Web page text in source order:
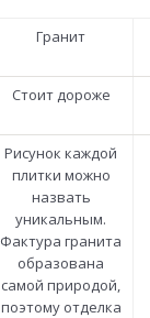
Гранит
Стоит дороже
Рисунок каждой
плитки можно
назвать
уникальным.
Фактура гранита
образована
самой природой,
поэтому отделка